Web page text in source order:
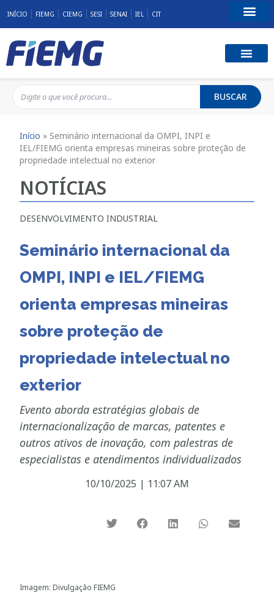
INÍCIO FIEMG CIEMG SESI SENAI IEL CIT
BUSCAR
Início » Seminário internacional da OMPI, INPI e
IEL/FIEMG orienta empresas mineiras sobre proteção de
propriedade intelectual no exterior
NOTÍCIAS
DESENVOLVIMENTO INDUSTRIAL
Seminário internacional da
OMPI, INPI e IEL/FIEMG
orienta empresas mineiras
sobre proteção de
propriedade intelectual no
exterior
Evento aborda estratégias globais de
internacionalização de marcas, patentes e
outros ativos de inovação, com palestras de
especialistas e atendimentos individualizados
10/10/2025 | 11:07 AM
Imagem: Divulgação FIEMG